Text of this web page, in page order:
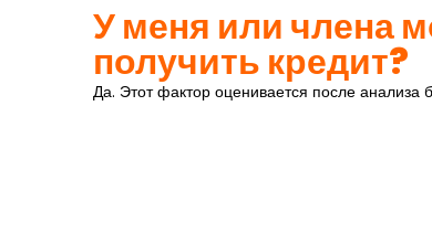
У меня или члена
получить кредит?
Да. Этот фактор оценивается после